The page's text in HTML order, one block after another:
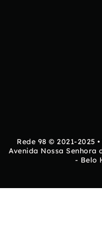
Rede 98 © 2021-2025
Avenida Nossa Senhora
- Belo